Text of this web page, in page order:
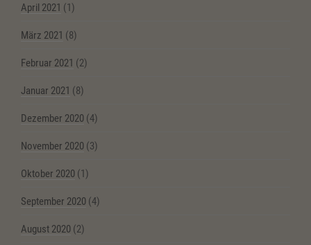
April 2021 (1)
März 2021 (8)
Februar 2021 (2)
Januar 2021 (8)
Dezember 2020 (4)
November 2020 (3)
Oktober 2020 (1)
September 2020 (4)
August 2020 (2)